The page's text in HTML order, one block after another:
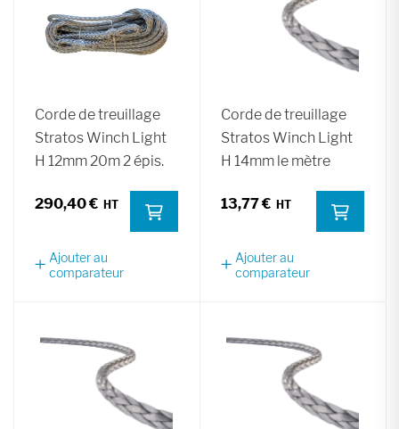
Corde de treuillage
Stratos Winch Light
H 12mm 20m 2 épis.
290,40 €
Ajouter au
comparateur
Corde de treuillage
Stratos Winch Light
H 14mm le mètre
13,77 €
Ajouter au
comparateur